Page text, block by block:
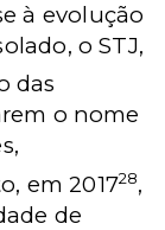
à evolução
o STJ,
das
o nome
em 201728,
de